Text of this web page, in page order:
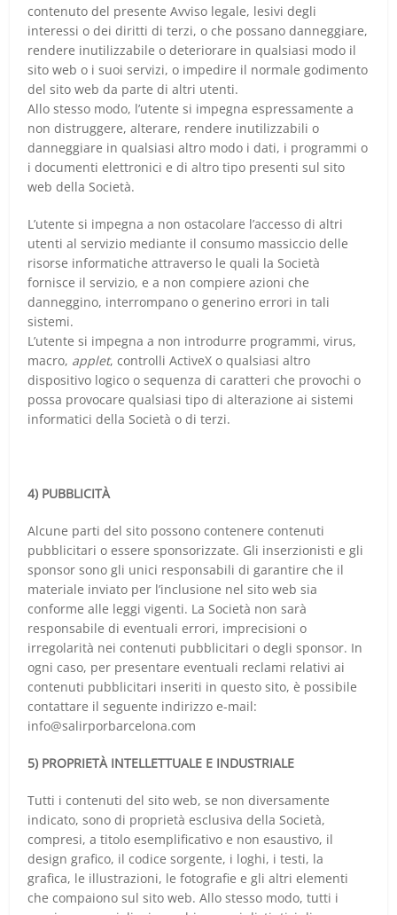
contenuto del presente Avviso legale, lesivi degli
interessi o dei diritti di terzi, o che possano danneggiare,
rendere inutilizzabile o deteriorare in qualsiasi modo il
sito web o i suoi servizi, o impedire il normale godimento
del sito web da parte di altri utenti.
Allo stesso modo, l’utente si impegna espressamente a
non distruggere, alterare, rendere inutilizzabili o
danneggiare in qualsiasi altro modo i dati, i programmi o
i documenti elettronici e di altro tipo presenti sul sito
web della Società.
L’utente si impegna a non ostacolare l’accesso di altri
utenti al servizio mediante il consumo massiccio delle
risorse informatiche attraverso le quali la Società
fornisce il servizio, e a non compiere azioni che
danneggino, interrompano o generino errori in tali
sistemi.
L’utente si impegna a non introdurre programmi, virus,
macro, applet, controlli ActiveX o qualsiasi altro
dispositivo logico o sequenza di caratteri che provochi o
possa provocare qualsiasi tipo di alterazione ai sistemi
informatici della Società o di terzi.
4) PUBBLICITÀ
Alcune parti del sito possono contenere contenuti
pubblicitari o essere sponsorizzate. Gli inserzionisti e gli
sponsor sono gli unici responsabili di garantire che il
materiale inviato per l’inclusione nel sito web sia
conforme alle leggi vigenti. La Società non sarà
responsabile di eventuali errori, imprecisioni o
irregolarità nei contenuti pubblicitari o degli sponsor. In
ogni caso, per presentare eventuali reclami relativi ai
contenuti pubblicitari inseriti in questo sito, è possibile
contattare il seguente indirizzo e-mail:
info@salirporbarcelona.com
5) PROPRIETÀ INTELLETTUALE E INDUSTRIALE
Tutti i contenuti del sito web, se non diversamente
indicato, sono di proprietà esclusiva della Società,
compresi, a titolo esemplificativo e non esaustivo, il
design grafico, il codice sorgente, i loghi, i testi, la
grafica, le illustrazioni, le fotografie e gli altri elementi
che compaiono sul sito web. Allo stesso modo, tutti i